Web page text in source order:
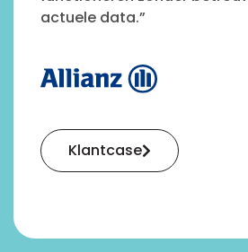
actuele data.”
Klantcase